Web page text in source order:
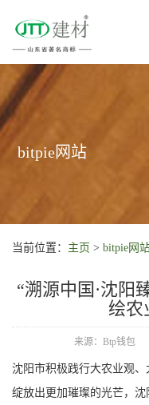
bitpie网站
当前位置： 主页 > bitpie网
“溯源中国·沈阳
绘农
来源：Btp钱包
沈阳市积极践行大农业观
绽放出更加璀璨的光芒，